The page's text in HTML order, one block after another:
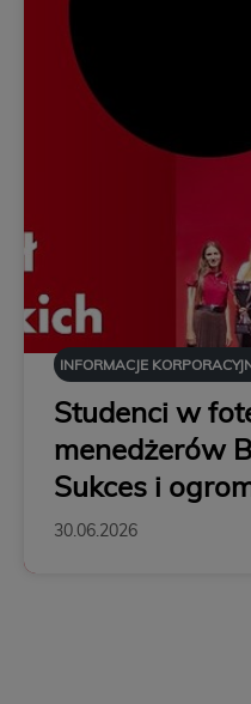
INFORMACJE
Studenci w
menedżerów
Sukces i
30.06.2026